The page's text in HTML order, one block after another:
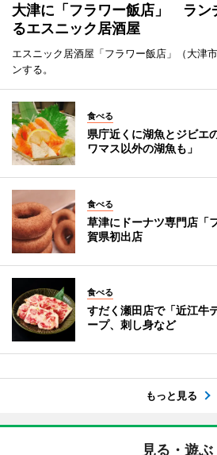
大津に「フラワー飯店」 ラン
るエスニック居酒屋
エスニック居酒屋「フラワー飯店」（大津
ンする。
食べる
県庁近くに湖魚とジビ
ワマス以外の湖魚も」
食べる
草津にドーナツ専門店
賀県初出店
食べる
すだく瀬田店で「近江
ープ、刺し身など
もっと見る
見る・遊ぶ